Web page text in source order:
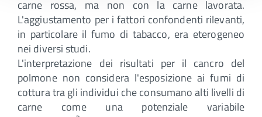
carne rossa, ma non con la carne lavorata.
L'aggiustamento per i fattori confondenti rilevanti,
in particolare il fumo di tabacco, era eterogeneo
nei diversi studi.
L'interpretazione dei risultati per il cancro del
polmone non considera l'esposizione ai fumi di
cottura tra gli individui che consumano alti livelli di
carne come una potenziale variabile